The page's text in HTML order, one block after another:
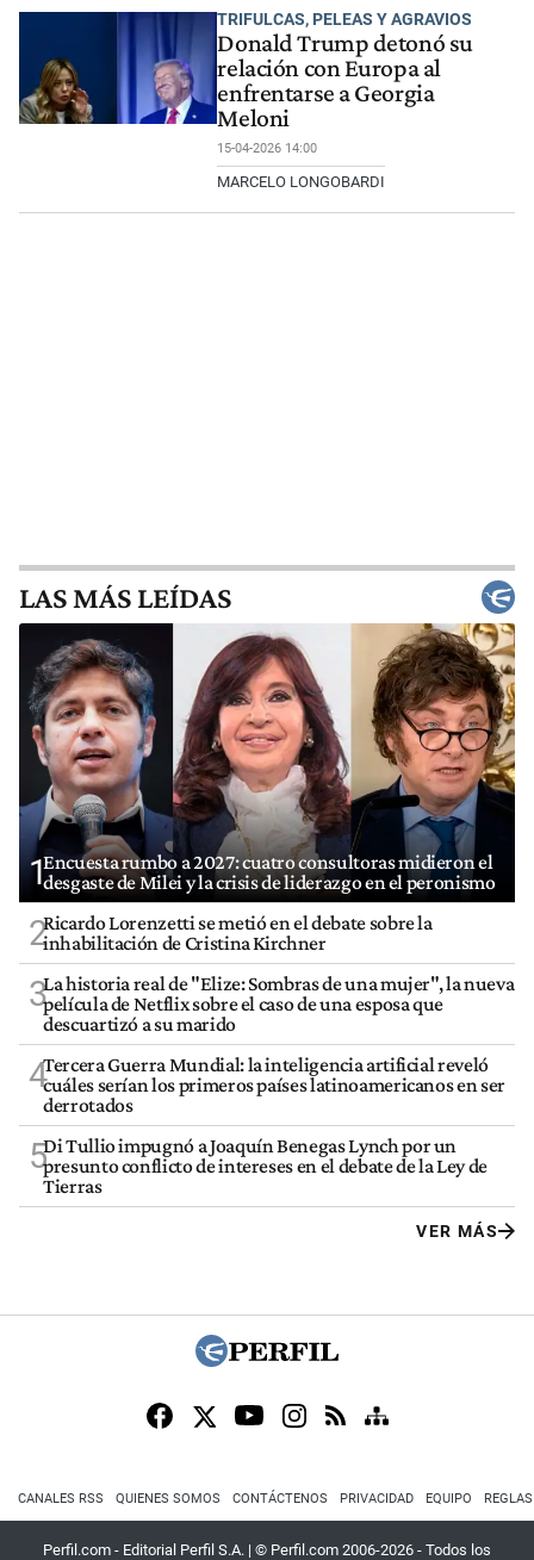
TRIFULCAS, PELEAS Y AGRAVIOS
Donald Trump detonó su
relación con Europa al
enfrentarse a Georgia
Meloni
15-04-2026 14:00
MARCELO LONGOBARDI
LAS MÁS LEÍDAS
1Encuesta rumbo a 2027: cuatro consultoras midieron el
desgaste de Milei y la crisis de liderazgo en el peronismo
2Ricardo Lorenzetti se metió en el debate sobre la
inhabilitación de Cristina Kirchner
3La historia real de "Elize: Sombras de una mujer", la nueva
película de Netflix sobre el caso de una esposa que
descuartizó a su marido
4Tercera Guerra Mundial: la inteligencia artificial reveló
cuáles serían los primeros países latinoamericanos en ser
derrotados
5Di Tullio impugnó a Joaquín Benegas Lynch por un
presunto conflicto de intereses en el debate de la Ley de
Tierras
VER MÁS
CANALES RSS QUIENES SOMOS CONTÁCTENOS PRIVACIDAD EQUIPO
Perfil.com - Editorial Perfil S.A. | © Perfil.com 2006-2026 - Todos los